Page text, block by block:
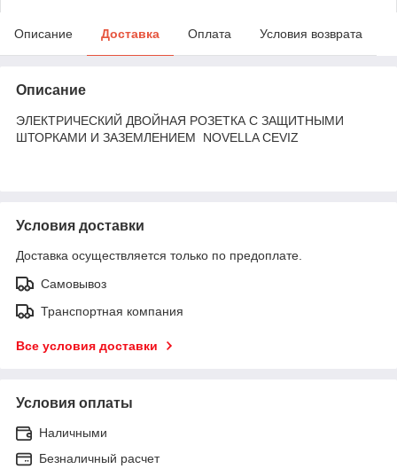
Описание Доставка Оплата Условия возврата
Описание
ЭЛЕКТРИЧЕСКИЙ ДВОЙНАЯ РОЗЕТКА С ЗАЩИТНЫМИ
ШТОРКАМИ И ЗАЗЕМЛЕНИЕМ NOVELLA CEVIZ
Условия доставки
Доставка осуществляется только по предоплате.
Самовывоз
Транспортная компания
Все условия доставки
Условия оплаты
Наличными
Безналичный расчет